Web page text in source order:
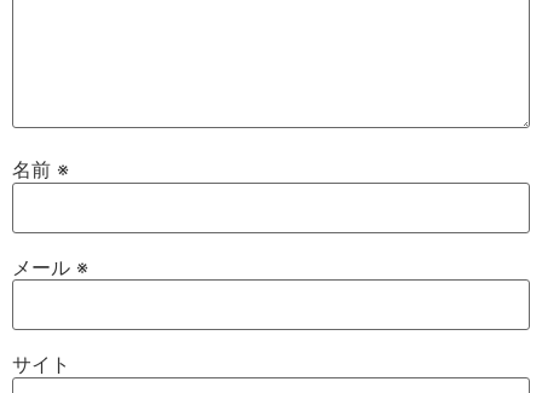
名前 ※
メール ※
サイト